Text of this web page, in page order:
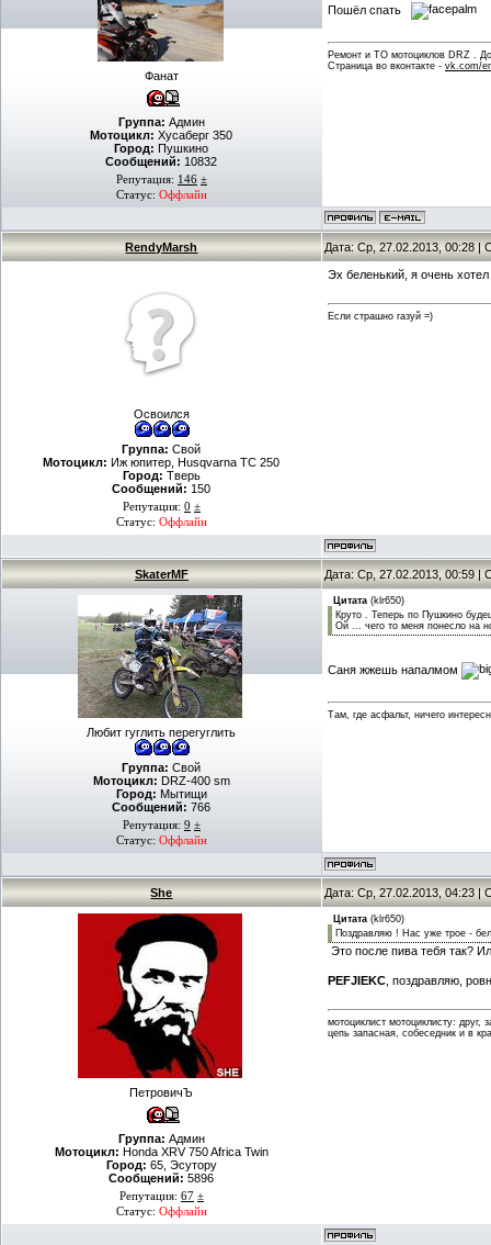
Фанат
Группа: Админ
Мотоцикл: Хусаберг 350
Город: Пушкино
Сообщений: 10832
Репутация: 146 ±
Статус: Оффлайн
Пошёл спать
Ремонт и ТО мотоциклов DRZ .
Страница во вконтакте - vk.com/
RendyMarsh Дата: Ср, 27.02.2013, 00:28 |
Освоился
Группа: Свой
Мотоцикл: Иж юпитер, Husqvarna TC 250
Город: Тверь
Сообщений: 150
Репутация: 0 ±
Статус: Оффлайн
Эх беленький, я очень
Если страшно газуй =)
SkaterMF Дата: Ср, 27.02.2013, 00:59 |
Любит гуглить перегуглить
Группа: Свой
Мотоцикл: DRZ-400 sm
Город: Мытищи
Сообщений: 766
Репутация: 9 ±
Статус: Оффлайн
Цитата (klr650)
Круто . Теперь по Пушкино
Ой ... чего то меня понесло на
Саня жжешь напалмом
Там, где асфальт, ничего
She Дата: Ср, 27.02.2013, 04:23 |
ПетровичЪ
Группа: Админ
Мотоцикл: Honda XRV 750 Africa Twin
Город: 65, Эсутору
Сообщений: 5896
Репутация: 67 ±
Статус: Оффлайн
Цитата (klr650)
Поздравляю ! Нас уже трое -
Это после пива тебя так?
PEFJIEKC , поздравляю,
мотоциклист мотоциклисту: друг,
цепь запасная, собеседник и в